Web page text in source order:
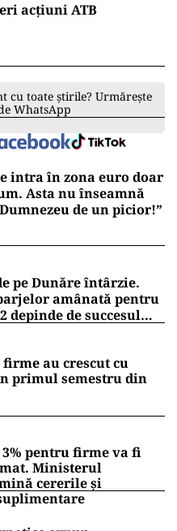
acțiuni ATB
cu toate știrile? Urmărește
WhatsApp
intra în zona euro doar
Asta nu înseamnă
de un picior!”
pe Dunăre întârzie.
amânată pentru
depinde de succesul
au crescut cu
primul semestru din
pentru firme va fi
Ministerul
cererile și